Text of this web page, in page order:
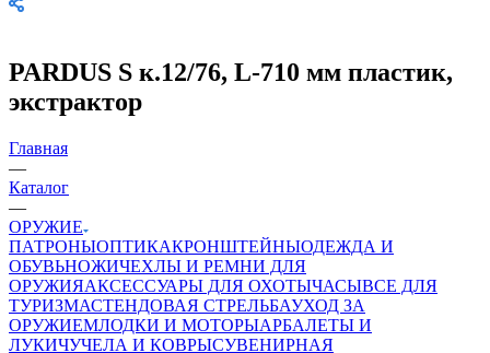
PARDUS S к.12/76, L-710 мм пластик,
экстрактор
Главная
—
Каталог
—
ОРУЖИЕ
ПАТРОНЫОПТИКАКРОНШТЕЙНЫОДЕЖДА И
ОБУВЬНОЖИЧЕХЛЫ И РЕМНИ ДЛЯ
ОРУЖИЯАКСЕССУАРЫ ДЛЯ ОХОТЫЧАСЫВСЕ ДЛЯ
ТУРИЗМАСТЕНДОВАЯ СТРЕЛЬБАУХОД ЗА
ОРУЖИЕМЛОДКИ И МОТОРЫАРБАЛЕТЫ И
ЛУКИЧУЧЕЛА И КОВРЫСУВЕНИРНАЯ